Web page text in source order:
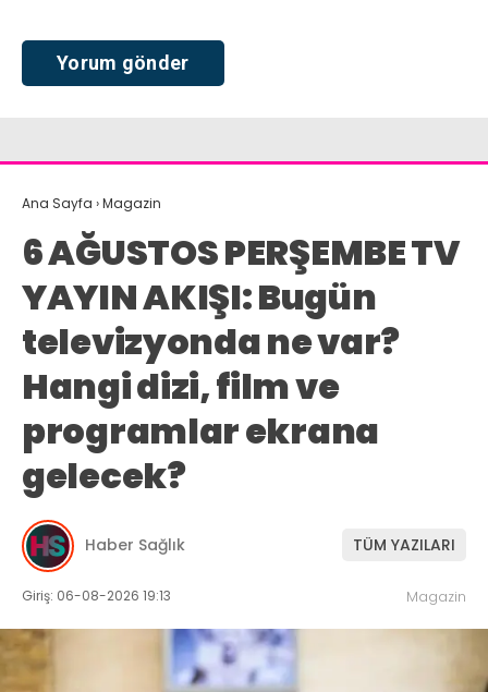
Ana Sayfa ›Magazin
6 AĞUSTOS PERŞEMBE TV
YAYIN AKIŞI: Bugün
televizyonda ne var?
Hangi dizi, film ve
programlar ekrana
gelecek?
Haber Sağlık TÜM YAZILARI
Giriş: 06-08-2026 19:13 Magazin